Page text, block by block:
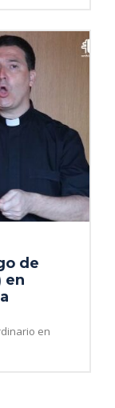
de
en
en